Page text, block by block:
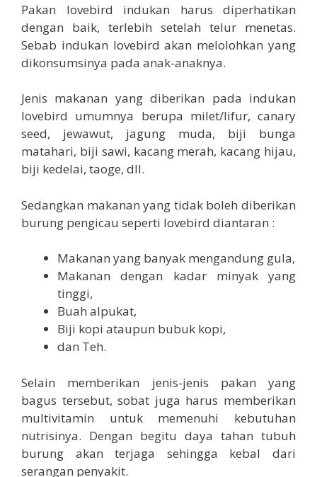
Pakan lovebird indukan harus diperhatikan
dengan baik, terlebih setelah telur menetas.
Sebab indukan lovebird akan melolohkan yang
dikonsumsinya pada anak-anaknya.
Jenis makanan yang diberikan pada indukan
lovebird umumnya berupa milet/lifur, canary
seed, jewawut, jagung muda, biji bunga
matahari, biji sawi, kacang merah, kacang hijau,
biji kedelai, taoge, dll.
Sedangkan makanan yang tidak boleh diberikan
burung pengicau seperti lovebird diantaran :
Makanan yang banyak mengandung gula,
Makanan dengan kadar minyak yang
tinggi,
Buah alpukat,
Biji kopi ataupun bubuk kopi,
dan Teh.
Selain memberikan jenis-jenis pakan yang
bagus tersebut, sobat juga harus memberikan
multivitamin untuk memenuhi kebutuhan
nutrisinya. Dengan begitu daya tahan tubuh
burung akan terjaga sehingga kebal dari
serangan penyakit.